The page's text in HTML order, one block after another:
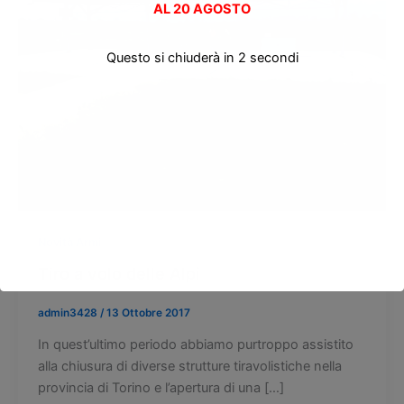
admin3428 / 13 Ottobre 2017
In quest’ultimo periodo abbiamo purtroppo assistito
alla chiusura di diverse strutture tiravolistiche nella
provincia di Torino e l’apertura di una […]
AL20 AGOSTO
Questo si chiuderà in 2 secondi